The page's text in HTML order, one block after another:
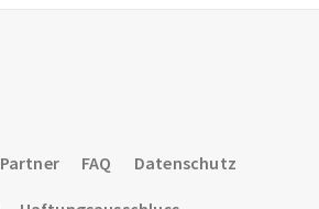
Partner FAQ Datenschutz